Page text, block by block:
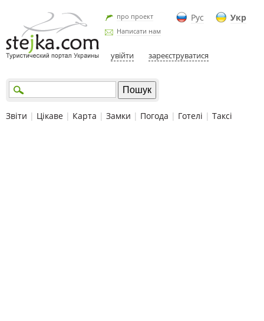
Рус Укр
про проект
Написати нам
увійти зареєструватися
Звіти | Цікаве | Карта | Замки | Погода | Готелі | Таксі